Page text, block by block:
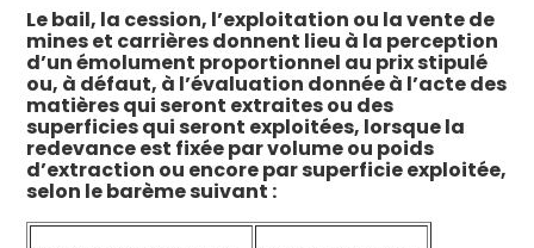
Le bail, la cession, l’exploitation ou la vente de
mines et carrières donnent lieu à la perception
d’un émolument proportionnel au prix stipulé
ou, à défaut, à l’évaluation donnée à l’acte des
matières qui seront extraites ou des
superficies qui seront exploitées, lorsque la
redevance est fixée par volume ou poids
d’extraction ou encore par superficie exploitée,
selon le barème suivant :